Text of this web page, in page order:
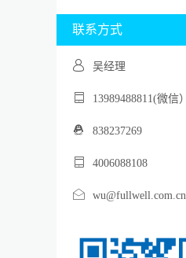
联系方式
吴经理
13989488811(微信）
838237269
4006088108
wu@fullwell.com.cn